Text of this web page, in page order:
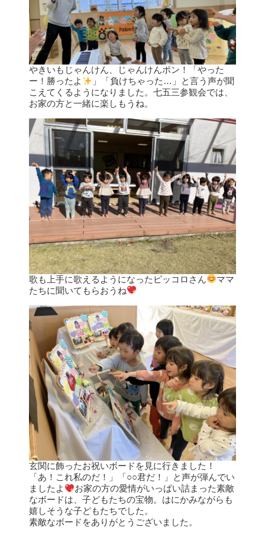
やきいもじゃんけん、じゃんけんポン！「やった
ー！勝ったよ
」「負けちゃった…」と言う声が聞
こえてくるようになりました。七五三参観会では、
お家の方と一緒に楽しもうね。
歌も上手に歌えるようになったピッコロさん
ママ
たちに聞いてもらおうね
玄関に飾ったお祝いボードを見に行きました！
「あ！これ私のだ！」「○○君だ！」と声が弾んでい
ましたよ
お家の方の愛情がいっぱい詰まった素敵
なボードは、子どもたちの宝物。はにかみながらも
嬉しそうな子どもたちでした。
素敵なボードをありがとうございました。